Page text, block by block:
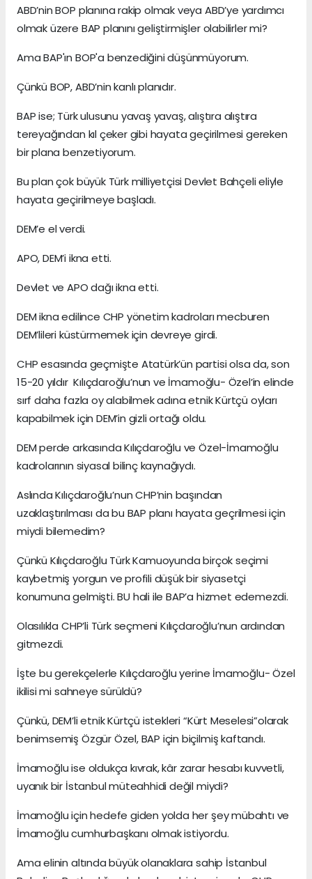
ABD’nin BOP planına rakip olmak veya ABD’ye yardımcı
olmak üzere BAP planını geliştirmişler olabilirler mi?
Ama BAP'ın BOP'a benzediğini düşünmüyorum.
Çünkü BOP, ABD’nin kanlı planıdır.
BAP ise; Türk ulusunu yavaş yavaş, alıştıra alıştıra
tereyağından kıl çeker gibi hayata geçirilmesi gereken
bir plana benzetiyorum.
Bu plan çok büyük Türk milliyetçisi Devlet Bahçeli eliyle
hayata geçirilmeye başladı.
DEM’e el verdi.
APO, DEM’i ikna etti.
Devlet ve APO dağı ikna etti.
DEM ikna edilince CHP yönetim kadroları mecburen
DEM’lileri küstürmemek için devreye girdi.
CHP esasında geçmişte Atatürk’ün partisi olsa da, son
15-20 yıldır Kılıçdaroğlu’nun ve İmamoğlu- Özel’in elinde
sırf daha fazla oy alabilmek adına etnik Kürtçü oyları
kapabilmek için DEM’in gizli ortağı oldu.
DEM perde arkasında Kılıçdaroğlu ve Özel-İmamoğlu
kadrolarının siyasal bilinç kaynağıydı.
Aslında Kılıçdaroğlu’nun CHP’nin başından
uzaklaştırılması da bu BAP planı hayata geçrilmesi için
miydi bilemedim?
Çünkü Kılıçdaroğlu Türk Kamuoyunda birçok seçimi
kaybetmiş yorgun ve profili düşük bir siyasetçi
konumuna gelmişti. BU hali ile BAP’a hizmet edemezdi.
Olasılıkla CHP’li Türk seçmeni Kılıçdaroğlu’nun ardından
gitmezdi.
İşte bu gerekçelerle Kılıçdaroğlu yerine İmamoğlu- Özel
ikilisi mi sahneye sürüldü?
Çünkü, DEM’li etnik Kürtçü istekleri “Kürt Meselesi”olarak
benimsemiş Özgür Özel, BAP için biçilmiş kaftandı.
İmamoğlu ise oldukça kıvrak, kâr zarar hesabı kuvvetli,
uyanık bir İstanbul müteahhidi değil miydi?
İmamoğlu için hedefe giden yolda her şey mübahtı ve
İmamoğlu cumhurbaşkanı olmak istiyordu.
Ama elinin altında büyük olanaklara sahip İstanbul